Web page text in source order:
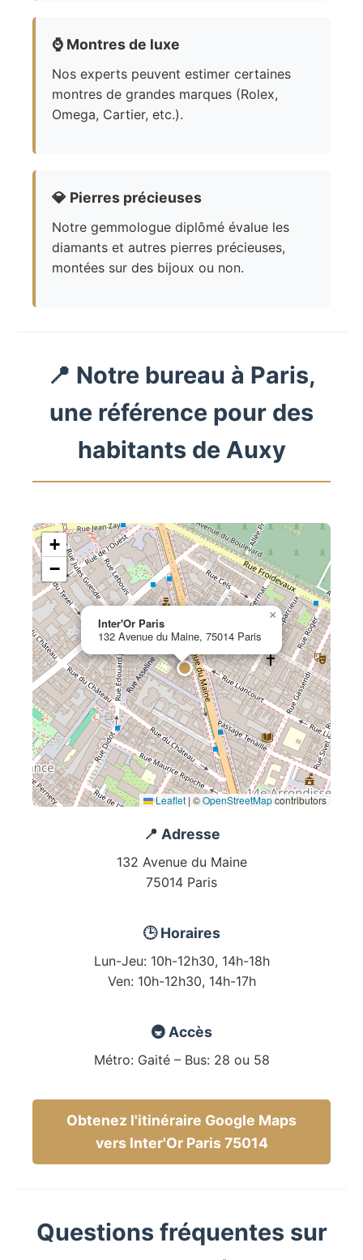
⌚ Montres de luxe
Nos experts peuvent estimer certaines
montres de grandes marques (Rolex,
Omega, Cartier, etc.).
💎 Pierres précieuses
Notre gemmologue diplômé évalue les
diamants et autres pierres précieuses,
montées sur des bijoux ou non.
📍 Notre bureau à Paris,
une référence pour des
habitants de Auxy
Inter'Or Paris
132 Avenue du Maine, 75014 Paris
×
+
−
Leaflet | ©OpenStreetMapcontributors
📍 Adresse
132 Avenue du Maine
75014 Paris
🕒 Horaires
Lun-Jeu: 10h-12h30, 14h-18h
Ven: 10h-12h30, 14h-17h
🚇 Accès
Métro: Gaité – Bus: 28 ou 58
Obtenez l'itinéraire Google Maps
vers Inter'Or Paris 75014
Questions fréquentes sur